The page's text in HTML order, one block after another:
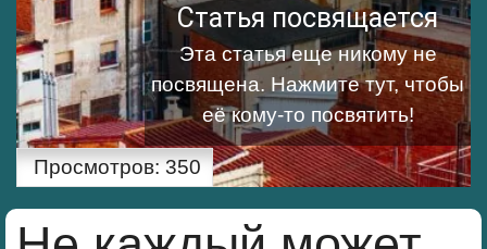
Статья посвящается
Эта статья еще никому не
посвящена. Нажмите тут, чтобы
её кому-то посвятить!
Просмотров: 350